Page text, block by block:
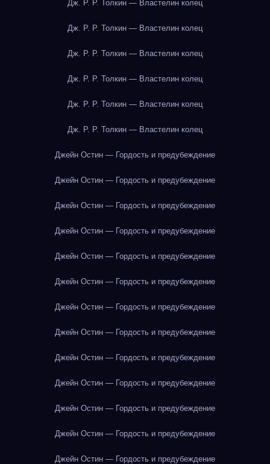
Дж. Р. Р. Толкин — Властелин колец
Дж. Р. Р. Толкин — Властелин колец
Дж. Р. Р. Толкин — Властелин колец
Дж. Р. Р. Толкин — Властелин колец
Дж. Р. Р. Толкин — Властелин колец
Дж. Р. Р. Толкин — Властелин колец
Джейн Остин — Гордость и предубеждение
Джейн Остин — Гордость и предубеждение
Джейн Остин — Гордость и предубеждение
Джейн Остин — Гордость и предубеждение
Джейн Остин — Гордость и предубеждение
Джейн Остин — Гордость и предубеждение
Джейн Остин — Гордость и предубеждение
Джейн Остин — Гордость и предубеждение
Джейн Остин — Гордость и предубеждение
Джейн Остин — Гордость и предубеждение
Джейн Остин — Гордость и предубеждение
Джейн Остин — Гордость и предубеждение
Джейн Остин — Гордость и предубеждение